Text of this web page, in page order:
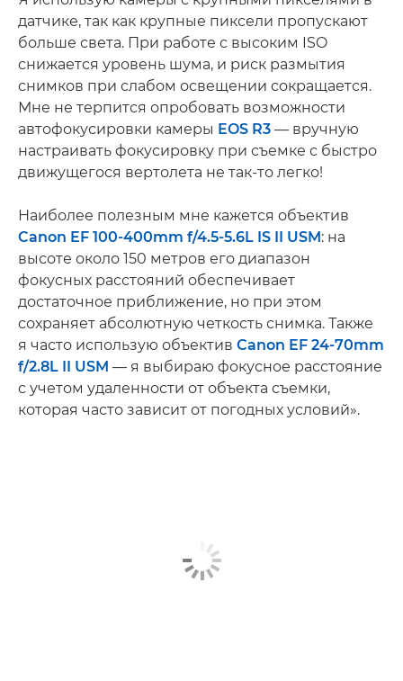
датчике, так как крупные пиксели пропускают
больше света. При работе с высоким ISO
снижается уровень шума, и риск размытия
снимков при слабом освещении сокращается.
Мне не терпится опробовать возможности
автофокусировки камеры EOS R3 — вручную
настраивать фокусировку при съемке с быстро
движущегося вертолета не так-то легко!
Наиболее полезным мне кажется объектив
Canon EF 100-400mm f/4.5-5.6L IS II USM : на
высоте около 150 метров его диапазон
фокусных расстояний обеспечивает
достаточное приближение, но при этом
сохраняет абсолютную четкость снимка. Также
я часто использую объектив Canon EF 24-70mm
f/2.8L II USM — я выбираю фокусное расстояние
с учетом удаленности от объекта съемки,
которая часто зависит от погодных условий».